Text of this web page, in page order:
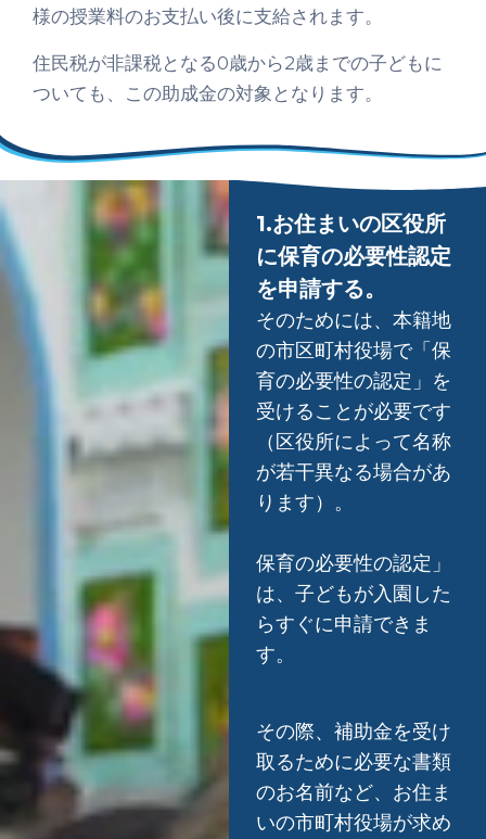
様の授業料のお支払い後に支給されます。
住民税が非課税となる0歳から2歳までの子どもに
ついても、この助成金の対象となります。
1.お住まいの区役所
に保育の必要性認定
を申請する。
そのためには、本籍地
の市区町村役場で「保
育の必要性の認定」を
受けることが必要です
（区役所によって名称
が若干異なる場合があ
ります）。
保育の必要性の認定」
は、子どもが入園した
らすぐに申請できま
す。
その際、補助金を受け
取るために必要な書類
のお名前など、お住ま
いの市町村役場が求め